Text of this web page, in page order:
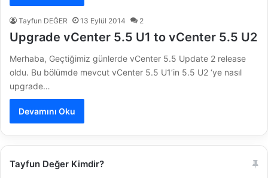
Tayfun DEĞER 13 Eylül 2014 2
Upgrade vCenter 5.5 U1 to vCenter 5.5 U2
Merhaba, Geçtiğimiz günlerde vCenter 5.5 Update 2 release
oldu. Bu bölümde mevcut vCenter 5.5 U1’in 5.5 U2 ‘ye nasıl
upgrade…
Devamını Oku
Tayfun Değer Kimdir?